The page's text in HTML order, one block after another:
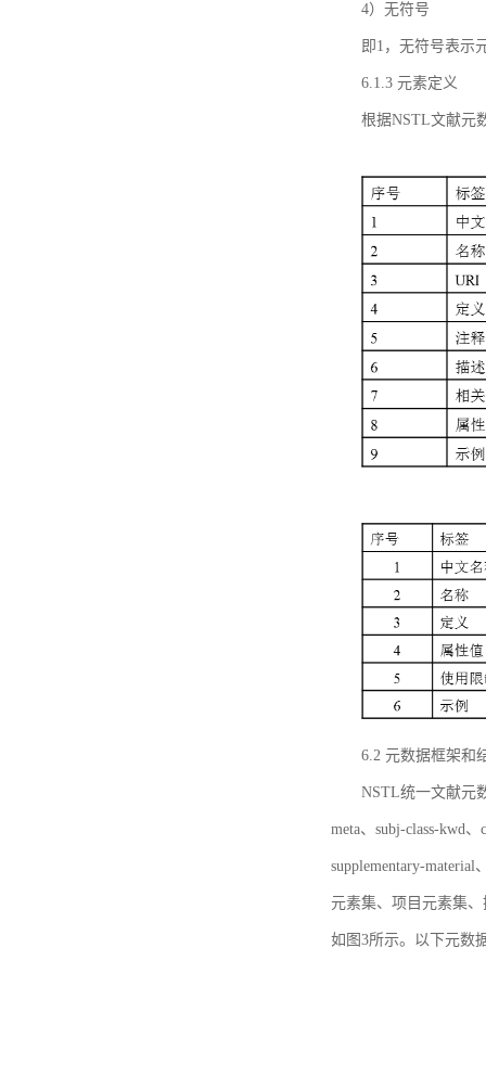
4）无符号
即1，无符号表示
6.1.3 元素定义
根据NSTL文献元
6.2 元数据框架和
NSTL统一文献元
meta、subj-class-kwd
supplementary-
元素集、项目元素集
如图3所示。以下元数